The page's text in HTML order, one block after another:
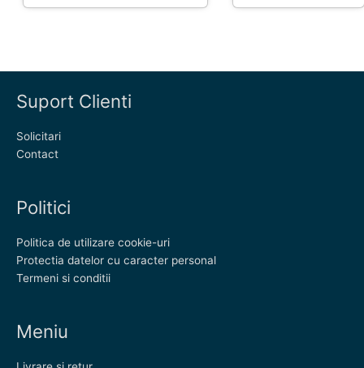
Suport Clienti
Solicitari
Contact
Politici
Politica de utilizare cookie-uri
Protectia datelor cu caracter personal
Termeni si conditii
Meniu